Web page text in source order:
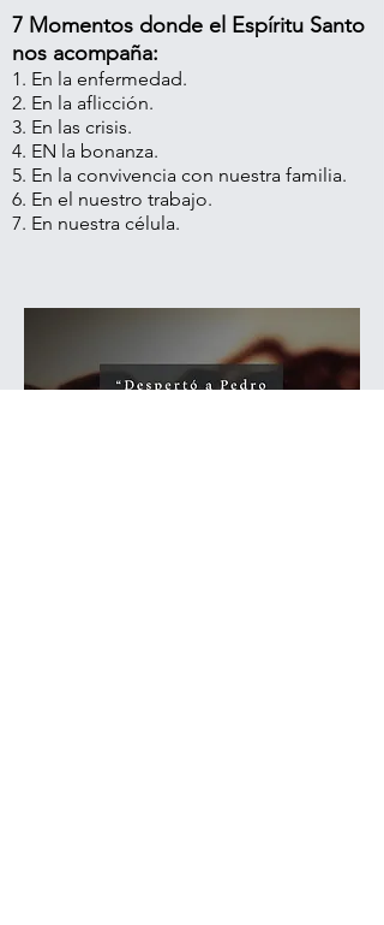
7 Momentos donde el Espíritu Santo
nos acompaña:
1. En la enfermedad.
2. En la aflicción.
3. En las crisis.
4. EN la bonanza.
5. En la convivencia con nuestra familia.
6. En el nuestro trabajo.
7. En nuestra célula.